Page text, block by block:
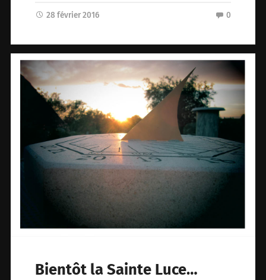
28 février 2016 0
Bientôt la Sainte Luce…